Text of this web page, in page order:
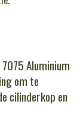
7075 Aluminium
om te
cilinderkop en